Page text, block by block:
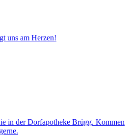
uns am Herzen!
in der Dorfapotheke Brügg. Kommen